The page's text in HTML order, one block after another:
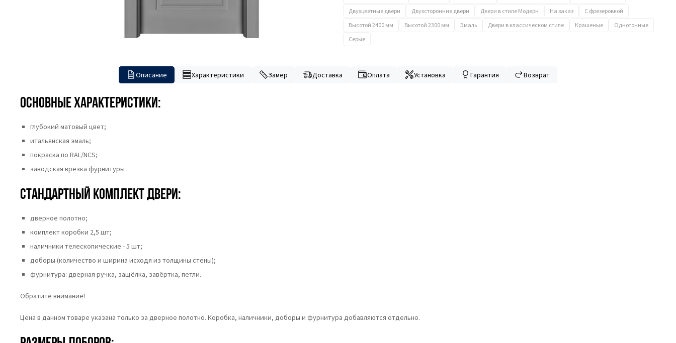
Двухцветные двери
Двухсторонние двери Двери в стиле Модерн На заказ
С фрезеровкой
Высотой 2400 мм
Высотой 2300 мм Эмаль Двери в классическом стиле Крашеные
Однотонные
Серые
Описание Характеристики Замер Доставка Оплата Установка Гарантия Возврат
Основные характеристики:
глубокий матовый цвет;
итальянская эмаль;
покраска по RAL/NCS;
заводская врезка фурнитуры .
Стандартный комплект двери:
дверное полотно;
комплект коробки 2,5 шт;
наличники телескопические - 5 шт;
доборы (количество и ширина исходя из толщины стены);
фурнитура: дверная ручка, защёлка, завёртка, петли.
Обратите внимание!
Цена в данном товаре указана только за дверное полотно. Коробка, наличники, доборы и фурнитура добавляются отдельно.